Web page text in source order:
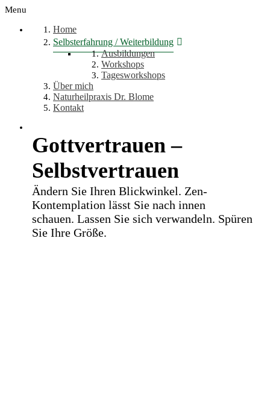
Menu
Home
Selbsterfahrung / Weiterbildung
Ausbildungen
Workshops
Tagesworkshops
Über mich
Naturheilpraxis Dr. Blome
Kontakt
Gottvertrauen –
Selbstvertrauen
Ändern Sie Ihren Blickwinkel. Zen-
Kontemplation lässt Sie nach innen
schauen. Lassen Sie sich verwandeln. Spüren
Sie Ihre Größe.